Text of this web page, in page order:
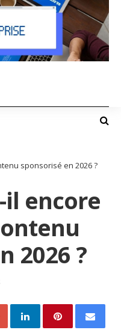
sponsorisé en 2026 ?
il encore
2026 ?